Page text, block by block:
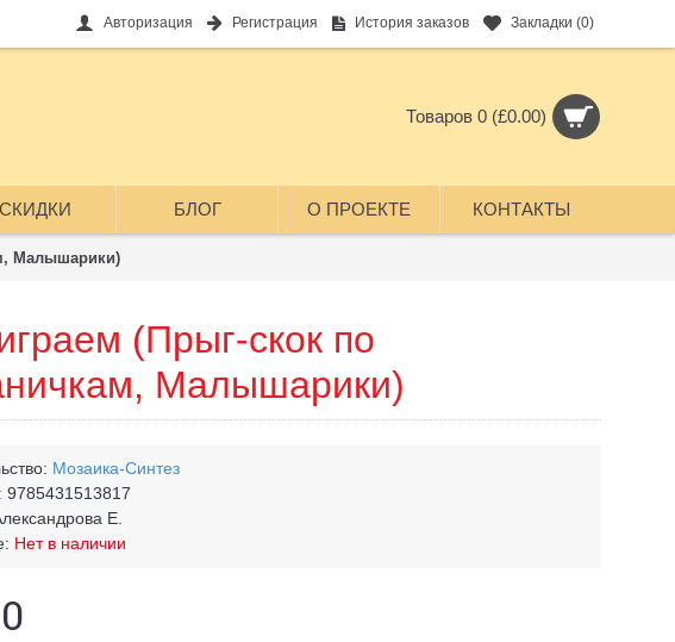
Авторизация Регистрация История заказов Закладки (0)
Товаров 0 (£0.00)
СКИДКИ БЛОГ О ПРОЕКТЕ КОНТАКТЫ
Малышарики)
(Прыг-скок по
Малышарики)
Мозаика-Синтез
9785431513817
Е.
Нет в наличии